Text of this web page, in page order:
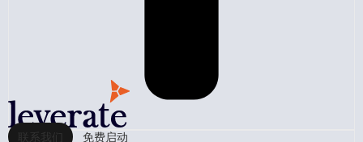
联系我们 免费启动